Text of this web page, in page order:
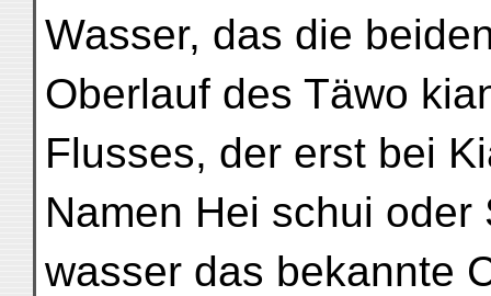
Wasser, das die
Oberlauf des Täwo
Flusses, der erst bei
Namen Hei schui oder
wasser das bekannte